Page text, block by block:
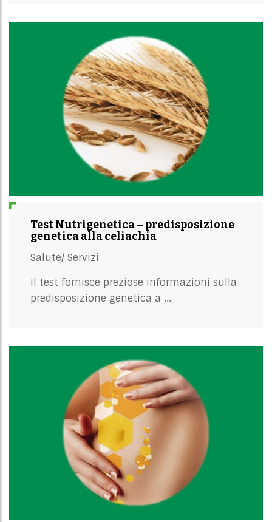
Test Nutrigenetica – predisposizione
genetica alla celiachia
Salute/ Servizi
Il test fornisce preziose informazioni sulla
predisposizione genetica a ...